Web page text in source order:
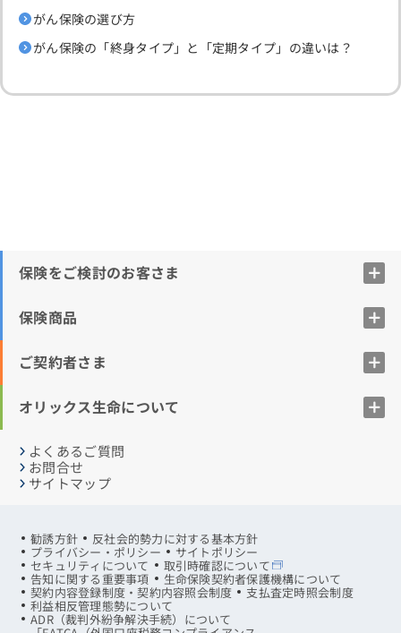
がん保険の選び方
がん保険の「終身タイプ」と「定期タイプ」の違いは？
保険をご検討のお客さま
保険商品
ご契約者さま
オリックス生命について
よくあるご質問
お問合せ
サイトマップ
勧誘方針 反社会的勢力に対する基本方針
プライバシー・ポリシー サイトポリシー
セキュリティについて 取引時確認について
告知に関する重要事項 生命保険契約者保護機構について
契約内容登録制度・契約内容照会制度 支払査定時照会制度
利益相反管理態勢について
ADR（裁判外紛争解決手続）について